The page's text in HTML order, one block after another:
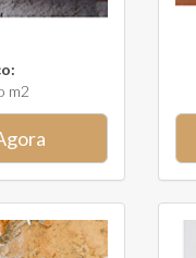
m2